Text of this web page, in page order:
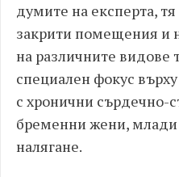
думите на експерта,
закрити помещения и
на различните видове
специален фокус
с хронични сърдечно-
бременни жени, млади
налягане.